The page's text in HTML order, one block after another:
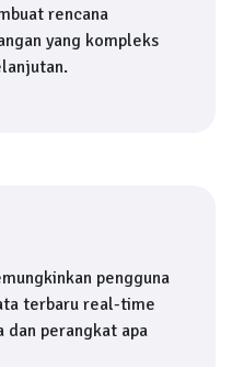
rencana
yang kompleks
pengguna
terbaru real-time
dan perangkat apa